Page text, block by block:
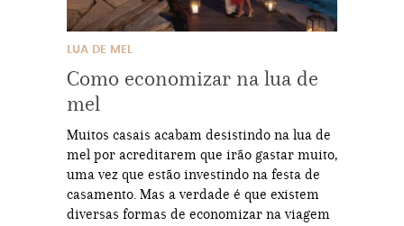
LUA DE MEL
Como economizar na lua de
mel
Muitos casais acabam desistindo na lua de
mel por acreditarem que irão gastar muito,
uma vez que estão investindo na festa de
casamento. Mas a verdade é que existem
diversas formas de economizar na viagem